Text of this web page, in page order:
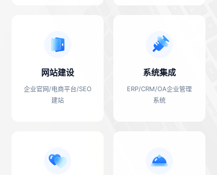
网站建设
企业官网/电商平台/SEO
建站
系统集成
ERP/CRM/OA企业管理
系统